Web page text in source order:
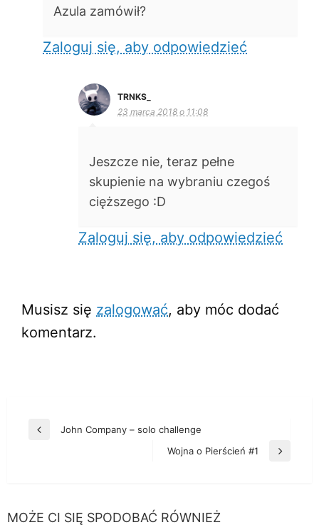
Azula zamówił?
Zaloguj się, aby odpowiedzieć
TRNKS_
23 marca 2018 o 11:08
Jeszcze nie, teraz pełne
skupienie na wybraniu czegoś
cięższego :D
Zaloguj się, aby odpowiedzieć
Musisz się zalogować, aby móc dodać
komentarz.
Nawigacja
Poprzedni
John Company – solo challenge
Następny
Wojna o Pierścień #1
MOŻE CI SIĘ SPODOBAĆ RÓWNIEŻ